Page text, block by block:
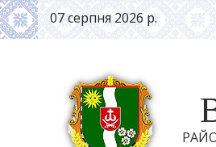
07 серпня 2026 р.